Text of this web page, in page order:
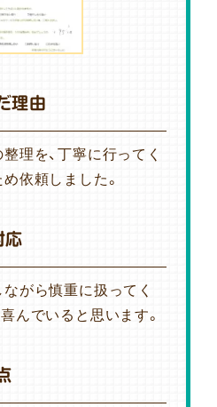
理由
理を、丁寧に行ってく
依頼しました。
応
がら慎重に扱ってく
んでいると思います。